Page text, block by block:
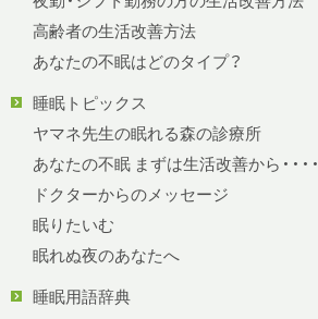
高齢者の生活改善方法
あなたの不眠はどのタイプ？
睡眠トピックス
ヤマネ先生の眠れる森の診療所
あなたの不眠 まずは生活改善から・・・・
ドクターからのメッセージ
眠りたいむ
眠れぬ夜のあなたへ
睡眠用語辞典